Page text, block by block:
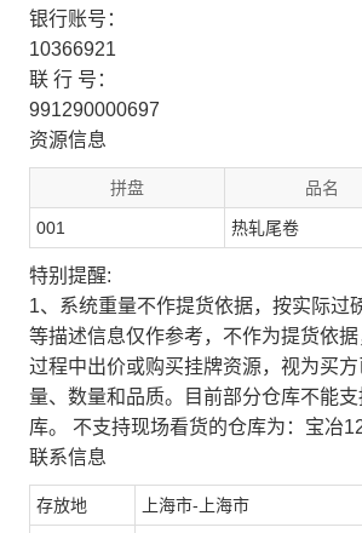
银行账号：
10366921
联 行 号：
991290000697
资源信息
拼盘 品名
001 热轧尾卷
特别提醒:
1、系统重量不作提货依据，按实际过
等描述信息仅作参考，不作为提货依
过程中出价或购买挂牌资源，视为买
量、数量和品质。目前部分仓库不能
库。 不支持现场看货的仓库为：宝冶
联系信息
存放地 上海市-上海市